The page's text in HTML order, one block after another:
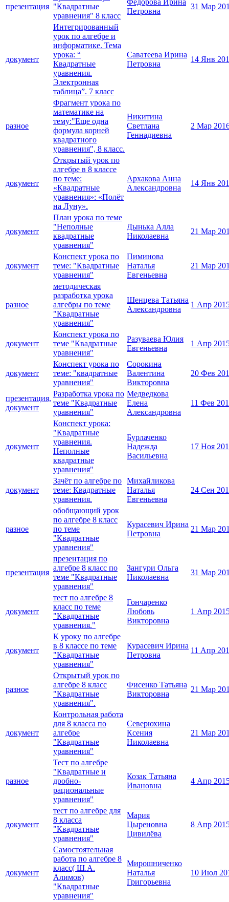
презентация "Квадратные
уравнения" 8 класс
Федорова Ирина
Петровна
31 Мар
документ
Интегрированный
урок по алгебре и
информатике. Тема
урока: “
Квадратные
уравнения.
Электронная
таблица”. 7 класс
Саватеева Ирина
Петровна
14 Янв
разное
Фрагмент урока по
математике на
тему:"Еще одна
формула корней
квадратного
уравнения", 8 класс.
Никитина
Светлана
Геннадиевна
2 Мар
документ
Открытый урок по
алгебре в 8 классе
по теме:
«Квадратные
уравнения»: «Полёт
на Луну».
Архакова Анна
Александровна
14 Янв
документ
План урока по теме
"Неполные
квадратные
уравнения"
Дынька Алла
Николаевна
21 Мар
документ
Конспект урока по
теме: "Квадратные
уравнения"
Пиминова
Наталья
Евгеньевна
21 Мар
разное
методическая
разработка урока
алгебры по теме
"Квадратные
уравнения"
Шенцева Татьяна
Александровна
1 Апр
документ
Конспект урока по
теме "Квадратные
уравнения"
Разуваева Юлия
Евгеньевна
1 Апр
документ
Конспект урока по
теме: "квадратные
уравнения"
Сорокина
Валентина
Викторовна
20 Фев
презентация,
документ
Разработка урока по
теме "Квадратные
уравнения"
Медведкова
Елена
Александровна
11 Фев
документ
Конспект урока:
"Квадратные
уравнения.
Неполные
квадратные
уравнения"
Бурлаченко
Надежда
Васильевна
17 Ноя
документ
Зачёт по алгебре по
теме: Квадратные
уравнения.
Михайликова
Наталья
Евгеньевна
24 Сен
разное
обобщающий урок
по алгебре 8 класс
по теме
"Квадратные
уравнения"
Курасевич Ирина
Петровна
21 Мар
презентация
презентация по
алгебре 8 класс по
теме "Квадратные
уравнения"
Зангури Ольга
Николаевна
31 Мар
документ
тест по алгебре 8
класс по теме
"Квадратные
уравнения."
Гончаренко
Любовь
Викторовна
1 Апр
документ
К уроку по алгебре
в 8 классе по теме
"Квадратные
уравнения"
Курасевич Ирина
Петровна
11 Апр
разное
Открытый урок по
алгебре 8 класс
"Квадратные
уравнения".
Фисенко Татьяна
Викторовна
21 Мар
документ
Контрольная работа
для 8 класса по
алгебре
"Квадратные
уравнения"
Северюхина
Ксения
Николаевна
21 Мар
разное
Тест по алгебре
"Квадратные и
дробно-
рациональные
уравнения"
Козак Татьяна
Ивановна
4 Апр
документ
тест по алгебре для
8 класса
"Квадратные
уравнения"
Мария
Цыреновна
Цивилёва
8 Апр
документ
Самостоятельная
работа по алгебре 8
класс( Ш.А.
Алимов)
"Квадратные
уравнения"
Мирошниченко
Наталья
Григорьевна
10 Июл